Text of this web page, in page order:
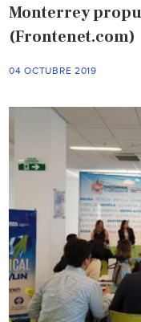
Monterrey
(Frontenet.com)
04 OCTUBRE 2019